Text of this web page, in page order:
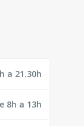
a 21.30h
8h a 13h